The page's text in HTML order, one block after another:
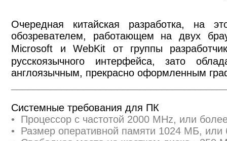
Очередная китайская разработка, на
обозревателем, работающем на двух
Microsoft и WebKit от группы
русскоязычного интерфейса, зато
англоязычным, прекрасно оформленным
Системные требования для ПК
• Процессор с частотой 2000 MHz, или
• Размер оперативной памяти 1024 МБ, или